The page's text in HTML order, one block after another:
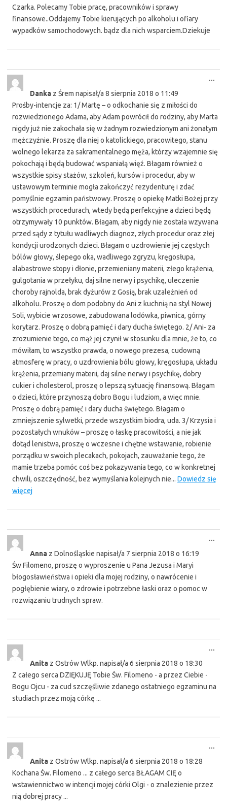
Czarka. Polecamy Tobie pracę, pracowników i sprawy
finansowe..Oddajemy Tobie kierujących po alkoholu i ofiary
wypadków samochodowych. bądz dla nich wsparciem.Dziekuje
Danka z Śrem napisał/a 8 sierpnia 2018 o 11:49
Prośby-intencje za: 1/ Martę – o odkochanie się z miłości do
rozwiedzionego Adama, aby Adam powrócił do rodziny, aby Marta
nigdy już nie zakochała się w żadnym rozwiedzionym ani żonatym
mężczyźnie. Proszę dla niej o katolickiego, pracowitego, stanu
wolnego lekarza za sakramentalnego męża, którzy wzajemnie się
pokochają i będą budować wspaniałą więź. Błagam również o
wszystkie spisy stażów, szkoleń, kursów i procedur, aby w
ustawowym terminie mogła zakończyć rezydenturę i zdać
pomyślnie egzamin państwowy. Proszę o opiekę Matki Bożej przy
wszystkich procedurach, wtedy będą perfekcyjne a dzieci będą
otrzymywały 10 punktów. Błagam, aby nigdy nie została wzywana
przed sądy z tytułu wadliwych diagnoz, złych procedur oraz złej
kondycji urodzonych dzieci. Błagam o uzdrowienie jej częstych
bólów głowy, ślepego oka, wadliwego zgryzu, kręgosłupa,
alabastrowe stopy i dłonie, przemieniany materii, złego krążenia,
gulgotania w przełyku, daj silne nerwy i psychikę, uleczenie
choroby rajnolda, brak dyżurów z Gosią, brak uzależnień od
alkoholu. Proszę o dom podobny do Ani z kuchnią na styl Nowej
Soli, wybicie wrzosowe, zabudowana lodówka, piwnica, górny
korytarz. Proszę o dobrą pamięć i dary ducha świętego. 2/ Ani- za
zrozumienie tego, co mąż jej czynił w stosunku dla mnie, że to, co
mówiłam, to wszystko prawda, o nowego prezesa, cudowną
atmosferę w pracy, o uzdrowienia bólu głowy, kręgosłupa, układu
krążenia, przemiany materii, daj silne nerwy i psychikę, dobry
cukier i cholesterol, proszę o lepszą sytuację finansową. Błagam
o dzieci, które przynoszą dobro Bogu i ludziom, a więc mnie.
Proszę o dobrą pamięć i dary ducha świętego. Błagam o
zmniejszenie sylwetki, przede wszystkim biodra, uda. 3/ Krzysia i
pozostałych wnuków – proszę o łaskę pracowitości, a nie jak
dotąd lenistwa, proszę o wczesne i chętne wstawanie, robienie
porządku w swoich plecakach, pokojach, zauważanie tego, że
mamie trzeba pomóc coś bez pokazywania tego, co w konkretnej
chwili, oszczędność, bez wymyślania kolejnych nie... Dowiedz się
więcej
...
Anna z Dolnośląskie napisał/a 7 sierpnia 2018 o 16:19
Św Filomeno, proszę o wyproszenie u Pana Jezusa i Maryi
błogosławieństwa i opieki dla mojej rodziny, o nawrócenie i
pogłębienie wiary, o zdrowie i potrzebne łaski oraz o pomoc w
rozwiązaniu trudnych spraw.
...
Anita z Ostrów Wlkp. napisał/a 6 sierpnia 2018 o 18:30
Z całego serca DZIĘKUJĘ Tobie Św. Filomeno - a przez Ciebie -
Bogu Ojcu - za cud szczęśliwie zdanego ostatniego egzaminu na
studiach przez moją córkę ...
...
Anita z Ostrów Wlkp. napisał/a 6 sierpnia 2018 o 18:28
Kochana Św. Filomeno ... z całego serca BŁAGAM CIĘ o
wstawiennictwo w intencji mojej córki Olgi - o znalezienie przez
nią dobrej pracy ...
...